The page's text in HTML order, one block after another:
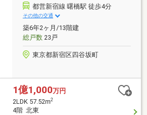
体での金額です）※容積超過により既存
ています。
都営新宿線 曙橋駅 徒歩4分
その他の交通
築6年2ヶ月/13階建
総戸数23戸
東京都新宿区四谷坂町
1億1,000万円
2LDK 57.52m2
4階 北東